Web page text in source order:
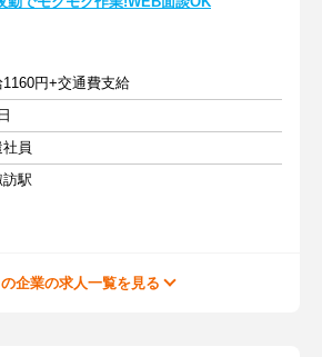
1160円+交通費支給
員
駅
企業の求人一覧を見る